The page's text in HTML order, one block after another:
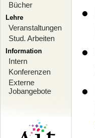
Bücher
Lehre
Veranstaltungen
Stud. Arbeiten
Information
Intern
Konferenzen
Externe
Jobangebote